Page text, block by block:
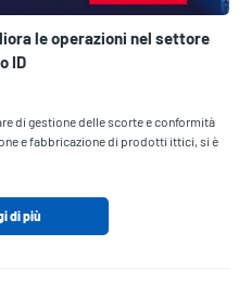
le operazioni nel settore
ID
di gestione delle scorte e conformità
e fabbricazione di prodotti ittici, si è
di più